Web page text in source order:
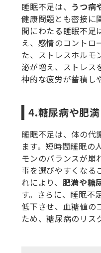
睡眠不足は、 うつ病
健康問題とも密接に
間にわたる睡眠不足
え、感情のコントロ
た、ストレスホルモ
泌が増え、ストレス
神的な疲労が蓄積し
4.糖尿病や肥
睡眠不足は、体の代
ます。短時間睡眠の
モンのバランスが崩
事を選びやすくなる
れにより、 肥満や糖
す。さらに、睡眠不
低下させ、血糖値の
ため、糖尿病のリス